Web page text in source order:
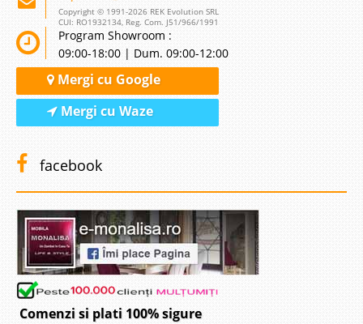
Copyright © 1991-2026 REK Evolution SRL
CUI: RO1932134, Reg. Com. J51/966/1991
Program Showroom :
09:00-18:00 | Dum. 09:00-12:00
Mergi cu Google
Mergi cu Waze
facebook
Comenzi si plati 100% sigure